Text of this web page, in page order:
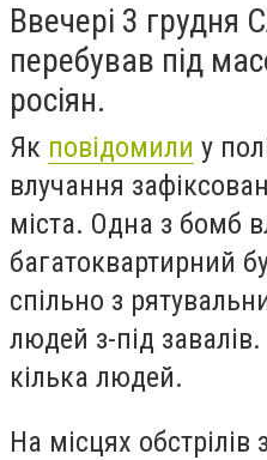
Ввечері 3 грудня
перебував під
росіян.
Як повідомили у
влучання
міста. Одна з бомб
багатоквартирний
спільно з
людей з-під
кілька людей.
На місцях обстрілів